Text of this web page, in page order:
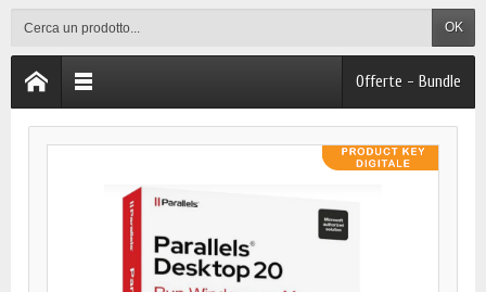
OK
Offerte - Bundle